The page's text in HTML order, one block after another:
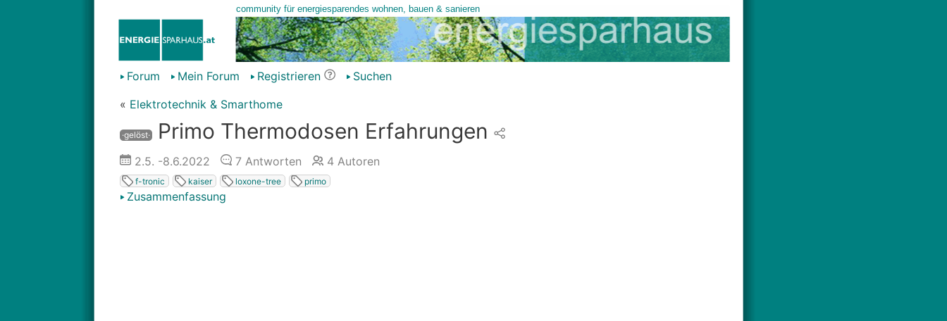
Forum Mein Forum Registrieren
Suchen
« Elektrotechnik & Smarthome
·gelöst· Primo Thermodosen Erfahrungen
2.5. -8.6.2022 7Antworten 4Autoren
f-tronic kaiser loxone-tree primo
Zusammenfassung